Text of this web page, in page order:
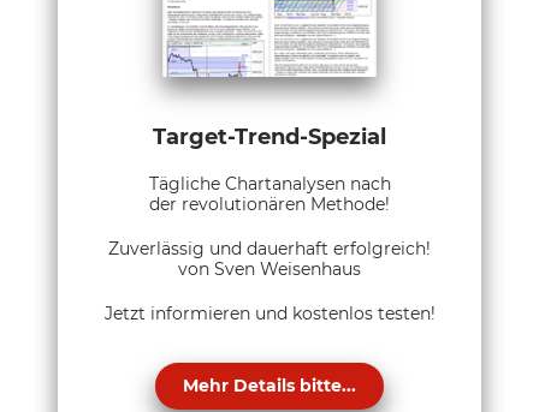
Target-Trend-Spezial
Tägliche Chartanalysen nach
der revolutionären Methode!
Zuverlässig und dauerhaft erfolgreich!
von Sven Weisenhaus
Jetzt informieren und kostenlos testen!
Mehr Details bitte...